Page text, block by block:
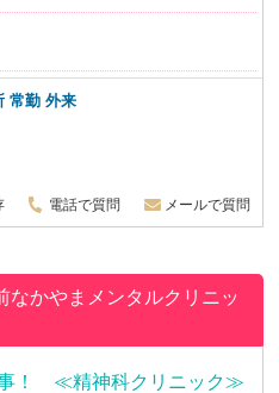
常勤 外来
電話で質問 メールで質問
なかやまメンタルクリニッ
！ ≪精神科クリニック≫